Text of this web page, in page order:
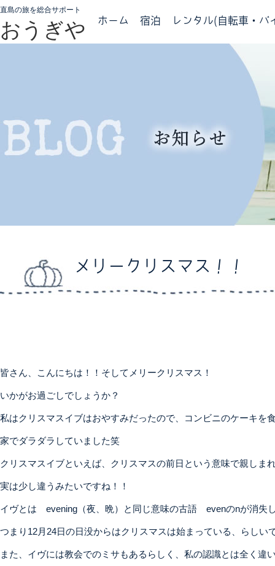
直島の旅を総合サポート
おうぎや ホーム 宿泊 レンタル(自転車・バ
メリークリスマス！！
皆さん、こんにちは！！そしてメリークリスマス！
いかがお過ごしでしょうか？
私はクリスマスイブはおやすみだったので、コンビニのケーキを
家でダラダラしていました笑
クリスマスイブといえば、クリスマスの前日という意味で親しま
実は少し違うみたいですね！！
イヴとは evening（夜、晩）と同じ意味の古語 evenのnが消失
つまり12月24日の日没からはクリスマスは始まっている、らしい
また、イヴには教会でのミサもあるらしく、私の認識とは全く違